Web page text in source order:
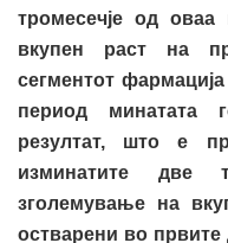
тромесечје од оваа
вкупен раст на
сегментот
период минатата
резултат, што е
изминатите две
зголемување на
остварени во првите